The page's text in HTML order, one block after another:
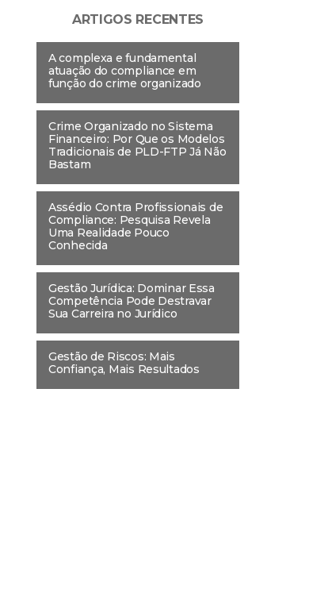
ARTIGOS RECENTES
A complexa e fundamental
atuação do compliance em
função do crime organizado
Crime Organizado no Sistema
Financeiro: Por Que os Modelos
Tradicionais de PLD-FTP Já Não
Bastam
Assédio Contra Profissionais de
Compliance: Pesquisa Revela
Uma Realidade Pouco
Conhecida
Gestão Jurídica: Dominar Essa
Competência Pode Destravar
Sua Carreira no Jurídico
Gestão de Riscos: Mais
Confiança, Mais Resultados